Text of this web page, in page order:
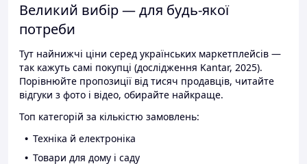
Великий вибір — для будь-якої
потреби
Тут найнижчі ціни серед українських маркетплейсів —
так кажуть самі покупці (дослідження Kantar, 2025).
Порівнюйте пропозиції від тисяч продавців, читайте
відгуки з фото і відео, обирайте найкраще.
Топ категорій за кількістю замовлень:
Техніка й електроніка
Товари для дому і саду